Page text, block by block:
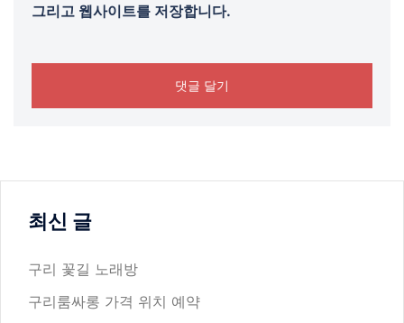
그리고 웹사이트를 저장합니다.
최신 글
구리 꽃길 노래방
구리룸싸롱 가격 위치 예약